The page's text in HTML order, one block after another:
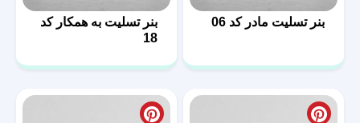
بنر تسلیت مادر کد 06
بنر تسلیت به همکار کد
18